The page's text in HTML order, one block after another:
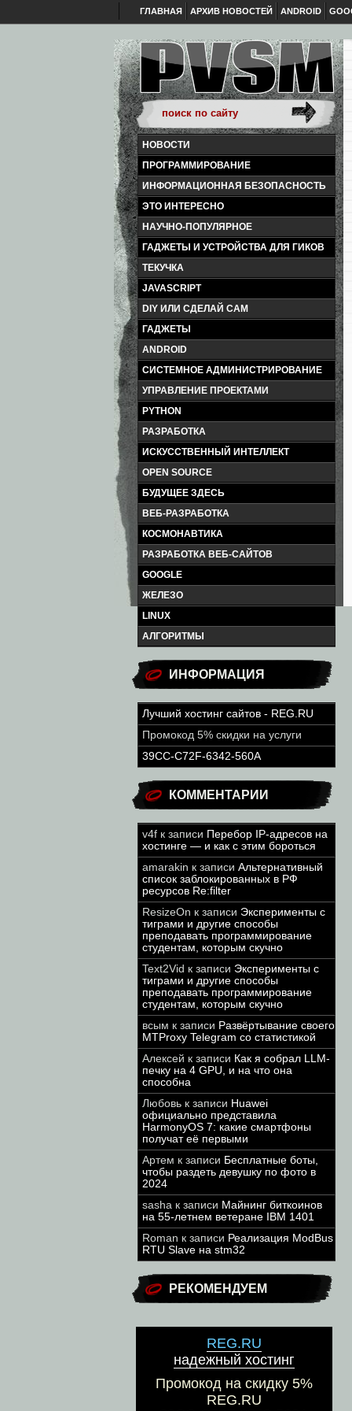
ГЛАВНАЯ АРХИВ НОВОСТЕЙ ANDROID
НОВОСТИ
ПРОГРАММИРОВАНИЕ
ИНФОРМАЦИОННАЯ БЕЗОПАСНОСТЬ
ЭТО ИНТЕРЕСНО
НАУЧНО-ПОПУЛЯРНОЕ
ГАДЖЕТЫ И УСТРОЙСТВА ДЛЯ ГИКОВ
ТЕКУЧКА
JAVASCRIPT
DIY ИЛИ СДЕЛАЙ САМ
ГАДЖЕТЫ
ANDROID
СИСТЕМНОЕ АДМИНИСТРИРОВАНИЕ
УПРАВЛЕНИЕ ПРОЕКТАМИ
PYTHON
РАЗРАБОТКА
ИСКУССТВЕННЫЙ ИНТЕЛЛЕКТ
OPEN SOURCE
БУДУЩЕЕ ЗДЕСЬ
ВЕБ-РАЗРАБОТКА
КОСМОНАВТИКА
РАЗРАБОТКА ВЕБ-САЙТОВ
GOOGLE
ЖЕЛЕЗО
LINUX
АЛГОРИТМЫ
ИНФОРМАЦИЯ
Лучший хостинг сайтов - REG.RU
Промокод 5% скидки на услуги
39CC-C72F-6342-560A
КОММЕНТАРИИ
v4f к записи Перебор IP-адресов на
хостинге — и как с этим бороться
amarakin к записи Альтернативный
список заблокированных в РФ
ресурсов Re:filter
ResizeOn к записи Эксперименты с
тиграми и другие способы
преподавать программирование
студентам, которым скучно
Text2Vid к записи Эксперименты с
тиграми и другие способы
преподавать программирование
студентам, которым скучно
всым к записи Развёртывание своего
MTProxy Telegram со статистикой
Алексей к записи Как я собрал LLM-
печку на 4 GPU, и на что она
способна
Любовь к записи Huawei
официально представила
HarmonyOS 7: какие смартфоны
получат её первыми
Артем к записи Бесплатные боты,
чтобы раздеть девушку по фото в
2024
sasha к записи Майнинг биткоинов
на 55-летнем ветеране IBM 1401
Roman к записи Реализация ModBus
RTU Slave на stm32
РЕКОМЕНДУЕМ
REG.RU
надежный хостинг
Промокод на скидку 5%
REG.RU